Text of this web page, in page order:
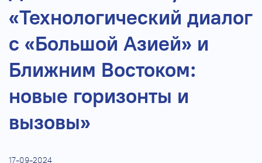
«Технологический диалог
с «Большой Азией» и
Ближним Востоком:
новые горизонты и
вызовы»
17-09-2024